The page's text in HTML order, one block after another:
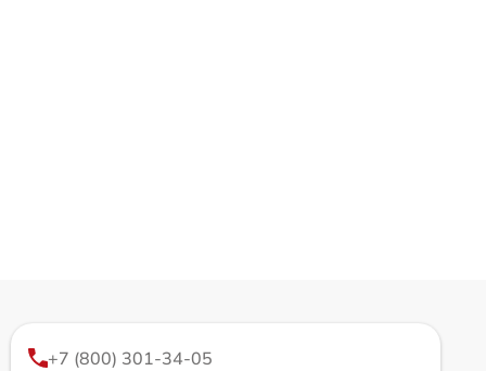
+7 (800) 301-34-05